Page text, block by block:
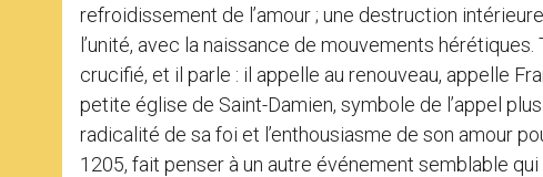
refroidissement de l’amour ; une destruction
l’unité, avec la naissance de mouvements
crucifié, et il parle : il appelle au renouveau, appelle
petite église de Saint-Damien, symbole de l’appel
radicalité de sa foi et l’enthousiasme de son amour
1205, fait penser à un autre événement semblable